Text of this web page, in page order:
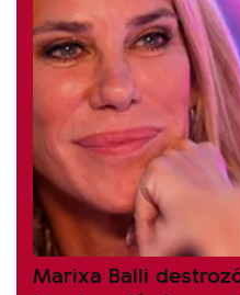
Marixa Balli